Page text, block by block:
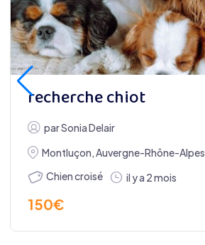
recherche chiot
parSonia Delair
Montluçon Auvergne-Rhône-Alpes
Chien croisé
il y a 2 mois
150€